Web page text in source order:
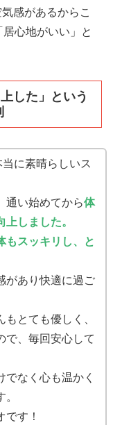
感があるからこ
心地がいい」と
した」という
に素晴らしいス
通い始めてから体
しました。
もスッキリし、と
があり快適に過ご
とても優しく、
で、毎回安心して
でなく心も温かく
す！